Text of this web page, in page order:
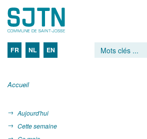
FR NL EN
Accueil
Aujourd'hui
Cette semaine